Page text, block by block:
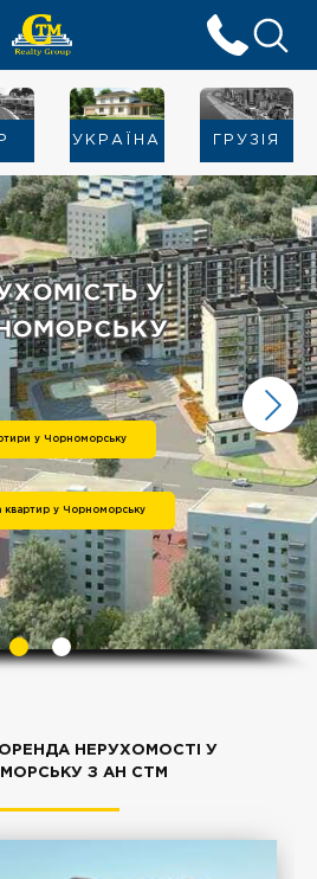
УКРАЇНА ГРУЗІЯ
У
у Чорноморську
квартир у Чорноморську
НЕРУХОМОСТІ У
З АН СТМ